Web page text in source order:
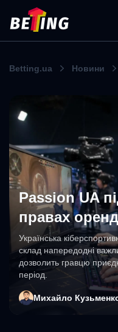
Betting.ua Новини
Passion UA
правах
Українська
склад напередодні
дозволить гравцю
період.
Михайло